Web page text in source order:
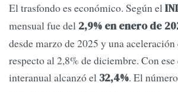
El trasfondo es económico. Según el
mensual fue del 2,9% en enero de
desde marzo de 2025 y una aceleración
respecto al 2,8% de diciembre. Con
interanual alcanzó el32,4%. El